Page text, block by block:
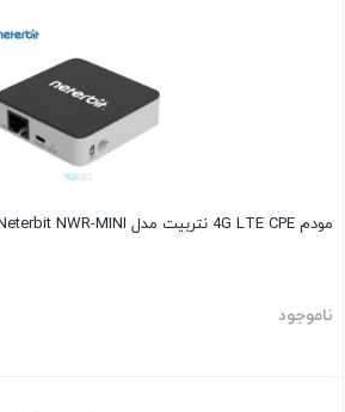
مودم 4G LTE CPE نتربیت مدل Neterbit NWR-MINI
ناموجود